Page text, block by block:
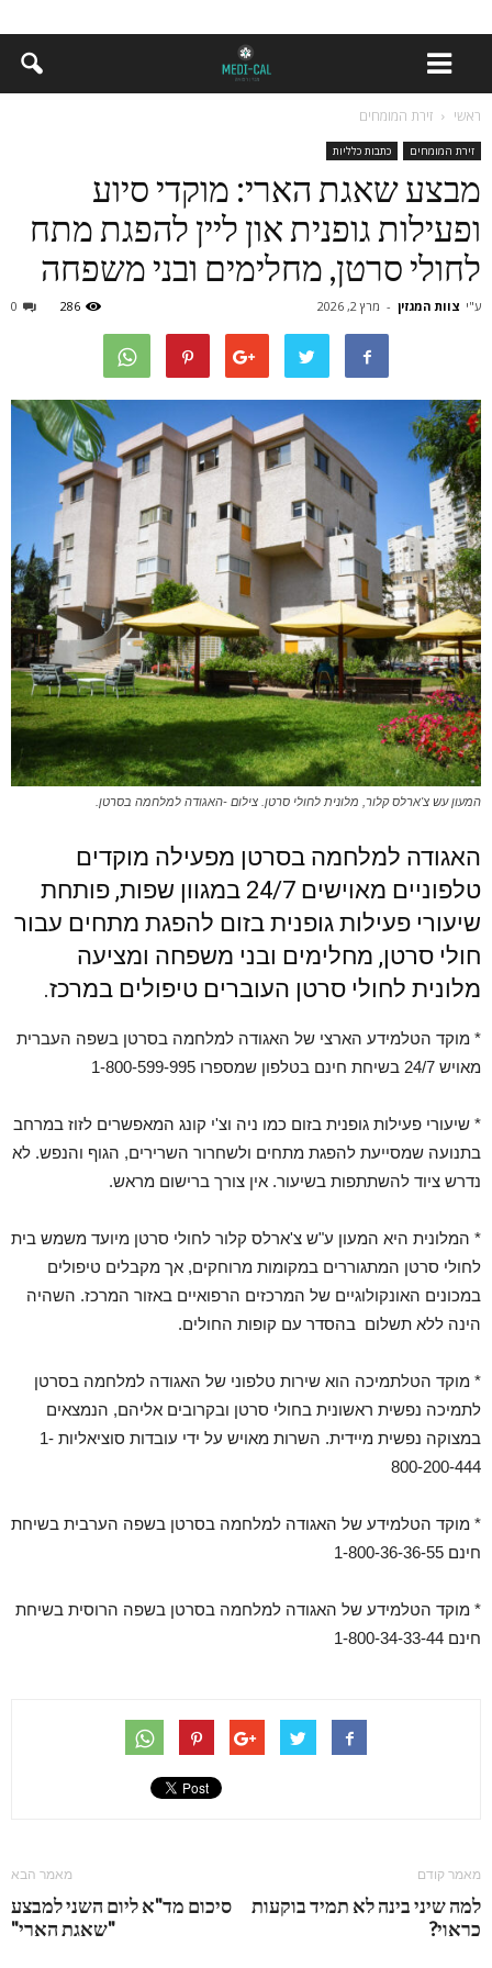
ראשי זירת המומחים
זירת המומחים כתבות כלליות
מבצע שאגת הארי: מוקדי סיוע
ופעילות גופנית און ליין להפגת מתח
לחולי סרטן, מחלימים ובני משפחה
ע"י צוות המגזין - מרץ 2, 2026 0 286
המעון עש צ'ארלס קלור, מלונית לחולי סרטן. צילום -האגודה למלחמה בסרטן.
האגודה למלחמה בסרטן מפעילה מוקדים
טלפוניים מאוישים 24/7 במגוון שפות, פותחת
שיעורי פעילות גופנית בזום להפגת מתחים עבור
חולי סרטן, מחלימים ובני משפחה ומציעה
מלונית לחולי סרטן העוברים טיפולים במרכז.
* מוקד הטלמידע הארצי של האגודה למלחמה בסרטן בשפה העברית
מאויש 24/7 בשיחת חינם בטלפון שמספרו 1-800-599-995
* שיעורי פעילות גופנית בזום כמו ניה וצ'י קונג המאפשרים לזוז במרחב
בתנועה שמסייעת להפגת מתחים ולשחרור השרירים, הגוף והנפש. לא
נדרש ציוד להשתתפות בשיעור. אין צורך ברישום מראש.
* המלונית היא המעון ע"ש צ'ארלס קלור לחולי סרטן מיועד משמש בית
לחולי סרטן המתגוררים במקומות מרוחקים, אך מקבלים טיפולים
במכונים האונקולוגיים של המרכזים הרפואיים באזור המרכז. השהיה
הינה ללא תשלום בהסדר עם קופות החולים.
* מוקד הטלתמיכה הוא שירות טלפוני של האגודה למלחמה בסרטן
לתמיכה נפשית ראשונית בחולי סרטן ובקרובים אליהם, הנמצאים
במצוקה נפשית מיידית. השרות מאויש על ידי עובדות סוציאליות 1-
800-200-444
* מוקד הטלמידע של האגודה למלחמה בסרטן בשפה הערבית בשיחת
חינם 1-800-36-36-55
* מוקד הטלמידע של האגודה למלחמה בסרטן בשפה הרוסית בשיחת
חינם 1-800-34-33-44
מאמר קודם
למה שיני בינה לא תמיד בוקעות
כראוי?
מאמר הבא
סיכום מד"א ליום השני למבצע
"שאגת הארי"